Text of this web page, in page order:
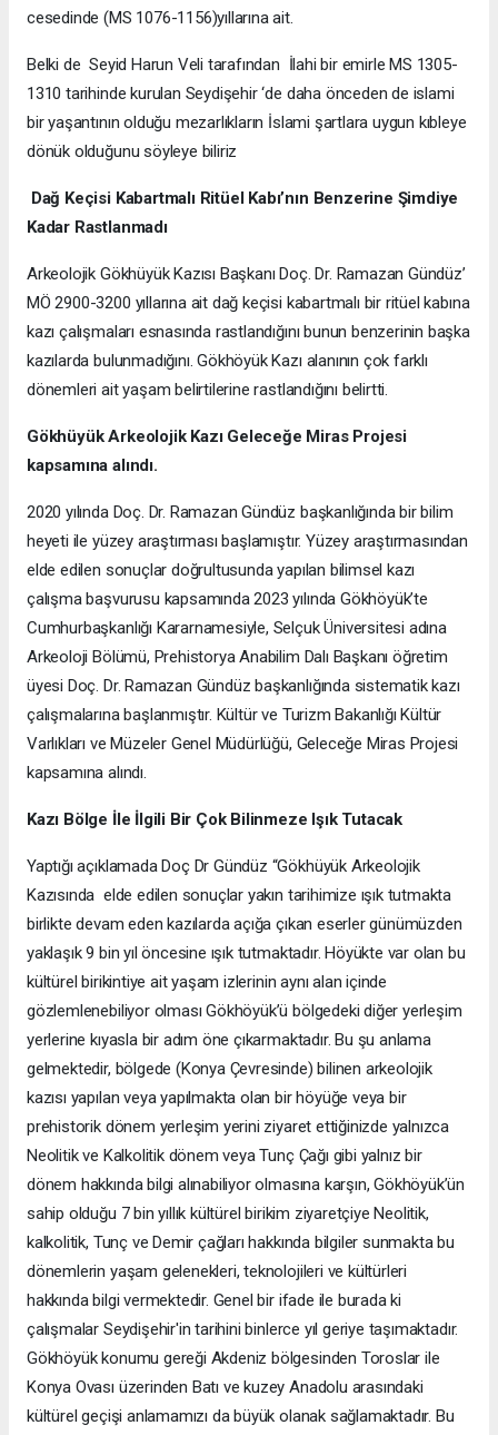
cesedinde (MS 1076-1156)yıllarına ait.
Belki de Seyid Harun Veli tarafından İlahi bir emirle MS 1305-
1310 tarihinde kurulan Seydişehir ‘de daha önceden de islami
bir yaşantının olduğu mezarlıkların İslami şartlara uygun kıbleye
dönük olduğunu söyleye biliriz
Dağ Keçisi Kabartmalı Ritüel Kabı’nın Benzerine Şimdiye
Kadar Rastlanmadı
Arkeolojik Gökhüyük Kazısı Başkanı Doç. Dr. Ramazan Gündüz’
MÖ 2900-3200 yıllarına ait dağ keçisi kabartmalı bir ritüel kabına
kazı çalışmaları esnasında rastlandığını bunun benzerinin başka
kazılarda bulunmadığını. Gökhöyük Kazı alanının çok farklı
dönemleri ait yaşam belirtilerine rastlandığını belirtti.
Gökhüyük Arkeolojik Kazı Geleceğe Miras Projesi
kapsamına alındı.
2020 yılında Doç. Dr. Ramazan Gündüz başkanlığında bir bilim
heyeti ile yüzey araştırması başlamıştır. Yüzey araştırmasından
elde edilen sonuçlar doğrultusunda yapılan bilimsel kazı
çalışma başvurusu kapsamında 2023 yılında Gökhöyük’te
Cumhurbaşkanlığı Kararnamesiyle, Selçuk Üniversitesi adına
Arkeoloji Bölümü, Prehistorya Anabilim Dalı Başkanı öğretim
üyesi Doç. Dr. Ramazan Gündüz başkanlığında sistematik kazı
çalışmalarına başlanmıştır. Kültür ve Turizm Bakanlığı Kültür
Varlıkları ve Müzeler Genel Müdürlüğü, Geleceğe Miras Projesi
kapsamına alındı.
Kazı Bölge İle İlgili Bir Çok Bilinmeze Işık Tutacak
Yaptığı açıklamada Doç Dr Gündüz “Gökhüyük Arkeolojik
Kazısında elde edilen sonuçlar yakın tarihimize ışık tutmakta
birlikte devam eden kazılarda açığa çıkan eserler günümüzden
yaklaşık 9 bin yıl öncesine ışık tutmaktadır. Höyükte var olan bu
kültürel birikintiye ait yaşam izlerinin aynı alan içinde
gözlemlenebiliyor olması Gökhöyük’ü bölgedeki diğer yerleşim
yerlerine kıyasla bir adım öne çıkarmaktadır. Bu şu anlama
gelmektedir, bölgede (Konya Çevresinde) bilinen arkeolojik
kazısı yapılan veya yapılmakta olan bir höyüğe veya bir
prehistorik dönem yerleşim yerini ziyaret ettiğinizde yalnızca
Neolitik ve Kalkolitik dönem veya Tunç Çağı gibi yalnız bir
dönem hakkında bilgi alınabiliyor olmasına karşın, Gökhöyük’ün
sahip olduğu 7 bin yıllık kültürel birikim ziyaretçiye Neolitik,
kalkolitik, Tunç ve Demir çağları hakkında bilgiler sunmakta bu
dönemlerin yaşam gelenekleri, teknolojileri ve kültürleri
hakkında bilgi vermektedir. Genel bir ifade ile burada ki
çalışmalar Seydişehir'in tarihini binlerce yıl geriye taşımaktadır.
Gökhöyük konumu gereği Akdeniz bölgesinden Toroslar ile
Konya Ovası üzerinden Batı ve kuzey Anadolu arasındaki
kültürel geçişi anlamamızı da büyük olanak sağlamaktadır. Bu